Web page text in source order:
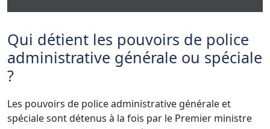
Qui détient les pouvoirs de police
administrative générale ou spéciale
?
Les pouvoirs de police administrative générale et
spéciale sont détenus à la fois par le Premier ministre